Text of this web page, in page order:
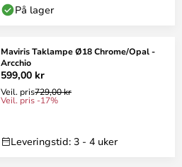
På lager
Maviris Taklampe Ø18 Chrome/Opal -
Arcchio
599,00 kr
Veil. pris729,00 kr
Veil. pris -17%
Leveringstid: 3 - 4 uker